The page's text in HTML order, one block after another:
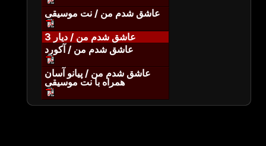
عاشق شدم من / نت موسیقی
عاشق شدم من / دیار 3
عاشق شدم من / آکورد
عاشق شدم من / پیانو آسان
همراه با نت موسیقی